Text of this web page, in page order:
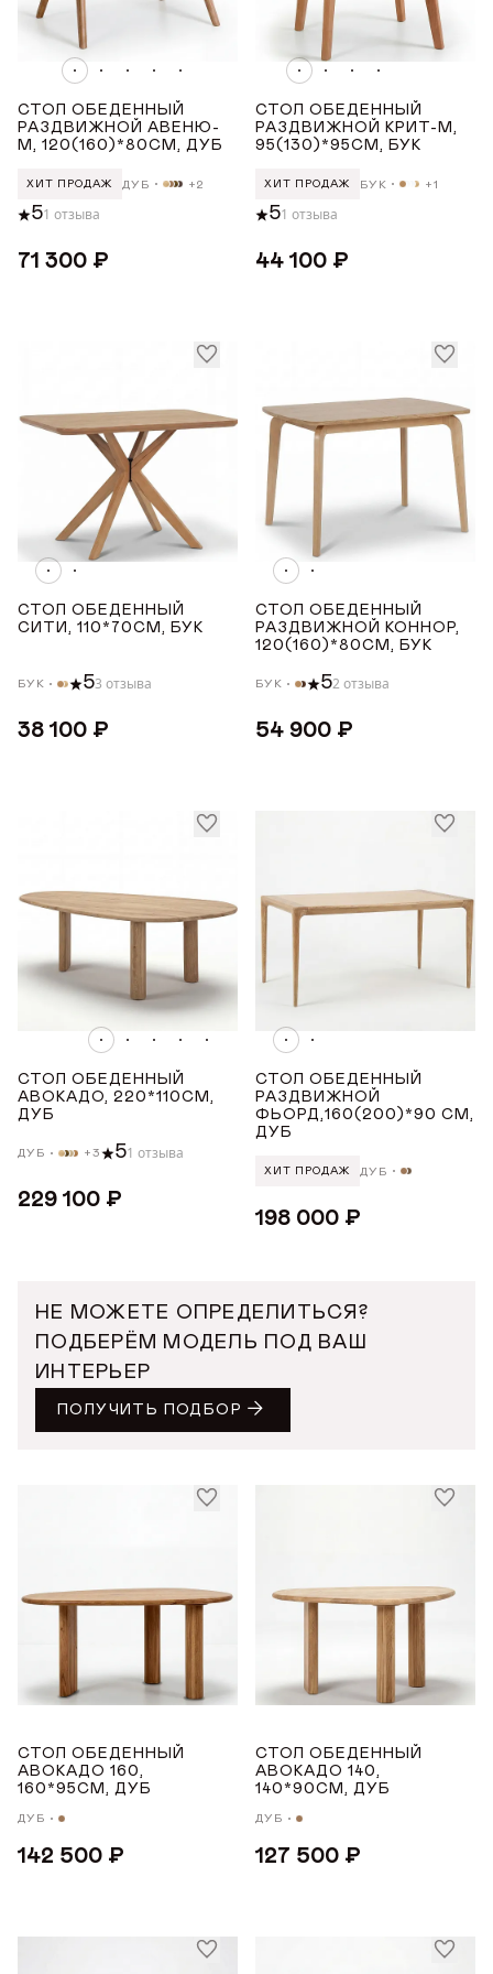
Награды
Телепроекты
2-4
4-5
Показать все
МАТЕРИАЛ
СТРАНА ПРОИЗВОДСТВА
РОССИЯ
ТОНИРОВКА
Белая эмаль
Белый
Светлый дуб
ПОКРЫТИЕ СТОЛЕШНИЦЫ
Массив дуба
Шпон дуба
ДЛИНА ТОВАРА (СМ)
ШИРИНА ТОВАРА (СМ)
до
СТОЛ ОБЕДЕННЫЙ
РАЗДВИЖНОЙ АВЕНЮ-
М, 120(160)*80СМ, ДУБ
ХИТ ПРОДАЖ ДУБ +2
51 отзыва
71 300 ₽
СТОЛ ОБЕДЕННЫЙ
РАЗДВИЖНОЙ КРИТ-М,
95(130)*95СМ, БУК
ХИТ ПРОДАЖ БУК +1
51 отзыва
44 100 ₽
СТОЛ ОБЕДЕННЫЙ
СИТИ, 110*70СМ, БУК
БУК 53 отзыва
38 100 ₽
СТОЛ ОБЕДЕННЫЙ
РАЗДВИЖНОЙ КОННОР,
120(160)*80СМ, БУК
БУК 52 отзыва
54 900 ₽
СТОЛ ОБЕДЕННЫЙ
АВОКАДО, 220*110СМ,
ДУБ
ДУБ +3 51 отзыва
229 100 ₽
СТОЛ ОБЕДЕННЫЙ
РАЗДВИЖНОЙ
ФЬОРД,160(200)*90 СМ,
ДУБ
ХИТ ПРОДАЖ ДУБ
198 000 ₽
НЕ МОЖЕТЕ ОПРЕДЕЛИТЬСЯ?
ПОДБЕРЁМ МОДЕЛЬ ПОД ВАШ
ИНТЕРЬЕР
ПОЛУЧИТЬ ПОДБОР
СТОЛ ОБЕДЕННЫЙ
АВОКАДО 160,
160*95СМ, ДУБ
ДУБ
142 500 ₽
СТОЛ ОБЕДЕННЫЙ
АВОКАДО 140,
140*90СМ, ДУБ
ДУБ
127 500 ₽
РЕГИСТРАЦИЯ
ДОБРО ПОЖАЛОВАТЬ
Имя*
КУПИТЬ В ОДИН КЛИК
СТОЛЫ В СКАНДИНАВСКОМ СТИЛЕ ДЛЯ